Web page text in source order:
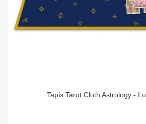
Tapis Tarot Cloth Astrology -